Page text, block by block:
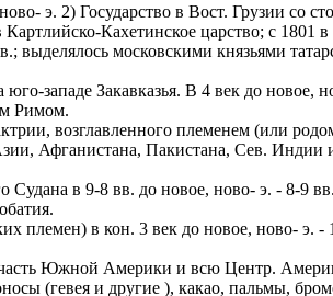
продажи.
э. 2) Государство в Вост. Грузии со
Кахетинское царство; с 1801
московскими князьями
Закавказья. В 4 век до новое,
Римом.
возглавленного племенем (или
Афганистана, Пакистана, Сев.
в 9-8 вв. до новое, ново- э. - 8-9
в кон. 3 век до новое, ново- э. -
Америки и всю Центр. Америку
(гевея и другие ), какао, пальмы,